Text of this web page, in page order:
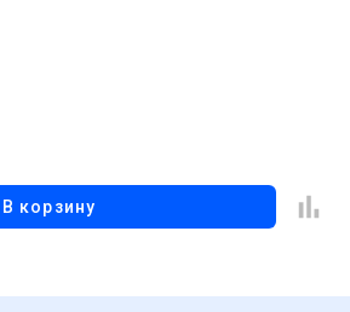
В корзину